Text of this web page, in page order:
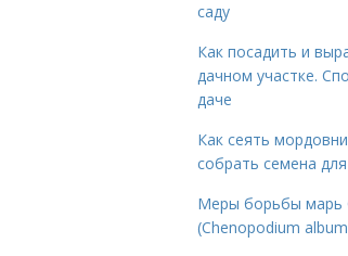
саду
Как посадить и
дачном участке.
даче
Как сеять
собрать семена
Меры борьбы марь
(Chenopodium